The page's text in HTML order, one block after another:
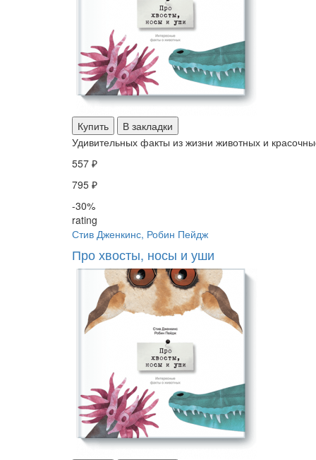
Купить
В закладки
Удивительных факты из жизни животных и
557 ₽
795 ₽
-30%
rating
Стив Дженкинс, Робин Пейдж
Про хвосты, носы и уши